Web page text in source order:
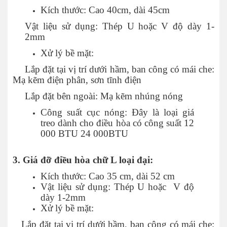
Kích thước: Cao 40cm, dài 45cm
Vật liệu sử dụng: Thép U hoặc V độ dày 1-
2mm
Xử lý bề mặt:
Lắp đặt tại vị trí dưới hầm, ban công có mái che:
Mạ kẽm điện phân, sơn tĩnh điện
Lắp đặt bên ngoài: Mạ kẽm nhúng nóng
Công suất cục nóng: Đây là loại giá
treo dành cho điều hòa có công suất 12
000 BTU 24 000BTU
3. Giá đỡ điều hòa chữ L loại đại:
Kích thước: Cao 35 cm, dài 52 cm
Vật liệu sử dụng: Thép U hoặc V độ
dày 1-2mm
Xử lý bề mặt:
Lắp đặt tại vị trí dưới hầm, ban công có mái che: